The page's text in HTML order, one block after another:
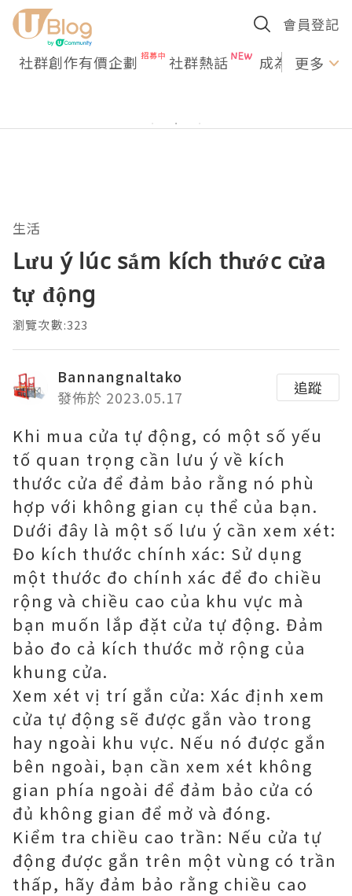
會員登記
社群創作有價企劃 社群熱話 成為U更多
生活
Lưu ý lúc sắm kích thước cửa
tự động
瀏覽次數:323
Bannangnaltako
發佈於 2023.05.17
追蹤
Khi mua cửa tự động, có một số yếu
tố quan trọng cần lưu ý về kích
thước cửa để đảm bảo rằng nó phù
hợp với không gian cụ thể của bạn.
Dưới đây là một số lưu ý cần xem xét:
Đo kích thước chính xác: Sử dụng
một thước đo chính xác để đo chiều
rộng và chiều cao của khu vực mà
bạn muốn lắp đặt cửa tự động. Đảm
bảo đo cả kích thước mở rộng của
khung cửa.
Xem xét vị trí gắn cửa: Xác định xem
cửa tự động sẽ được gắn vào trong
hay ngoài khu vực. Nếu nó được gắn
bên ngoài, bạn cần xem xét không
gian phía ngoài để đảm bảo cửa có
đủ không gian để mở và đóng.
Kiểm tra chiều cao trần: Nếu cửa tự
động được gắn trên một vùng có trần
thấp, hãy đảm bảo rằng chiều cao